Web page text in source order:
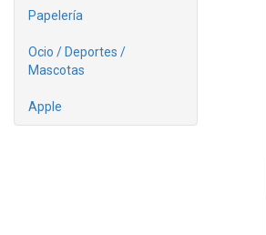
Papelería
Ocio / Deportes /
Mascotas
Apple